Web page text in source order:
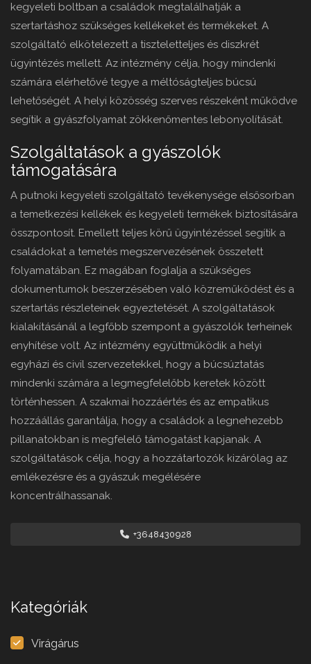
kegyeleti boltban a családok megtalálhatják a
szertartáshoz szükséges kellékeket és termékeket. A
szolgáltató elkötelezett a tiszteletteljes és diszkrét
ügyintézés mellett. Az intézmény célja, hogy mindenki
számára elérhetővé tegye a méltóságteljes búcsú
lehetőségét. A helyi közösség szerves részeként működve
segítik a gyászfolyamat zökkenőmentes lebonyolítását.
Szolgáltatások a gyászolók
támogatására
A putnoki kegyeleti szolgáltató tevékenysége elsősorban
a temetkezési kellékek és kegyeleti termékek biztosítására
összpontosít. Emellett teljes körű ügyintézéssel segítik a
családokat a temetés megszervezésének összetett
folyamatában. Ez magában foglalja a szükséges
dokumentumok beszerzésében való közreműködést és a
szertartás részleteinek egyeztetését. A szolgáltatások
kialakításánál a legfőbb szempont a gyászolók terheinek
enyhítése volt. Az intézmény együttműködik a helyi
egyházi és civil szervezetekkel, hogy a búcsúztatás
mindenki számára a legmegfelelőbb keretek között
történhessen. A szakmai hozzáértés és az empatikus
hozzáállás garantálja, hogy a családok a legnehezebb
pillanatokban is megfelelő támogatást kapjanak. A
szolgáltatások célja, hogy a hozzátartozók kizárólag az
emlékezésre és a gyászuk megélésére
koncentrálhassanak.
+3648430928
Kategóriák
Virágárus